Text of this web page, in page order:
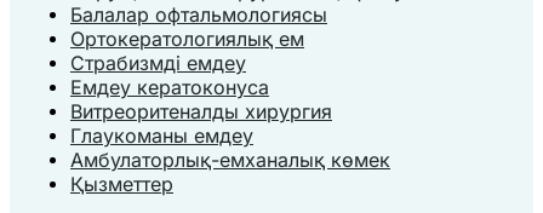
Балалар офтальмологиясы
Ортокератологиялық ем
Страбизмді емдеу
Емдеу кератоконуса
Витреоритеналды хирургия
Глаукоманы емдеу
Амбулаторлық-емханалық көмек
Қызметтер